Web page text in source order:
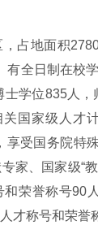
占地面积
有全日制在校
学位835人，
关国家级人才
享受国务院特
家、国家级“
荣誉称号90
才称号和荣誉